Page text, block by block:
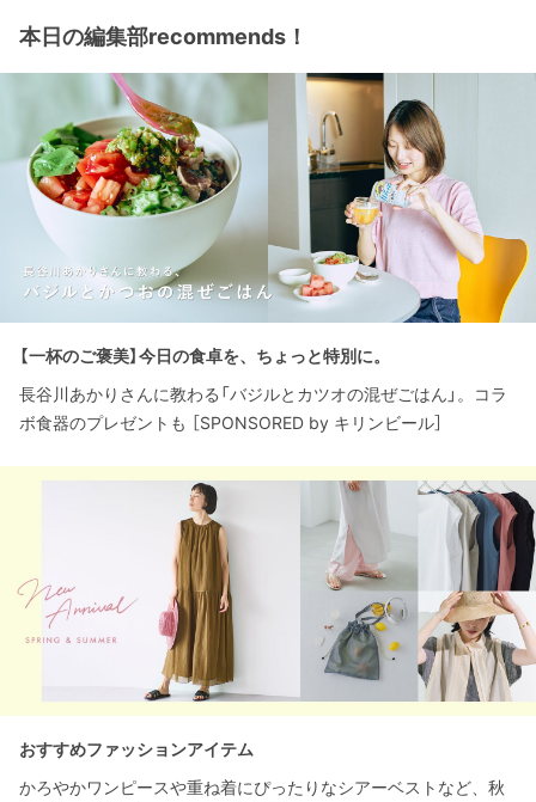
本日の編集部recommends！
【一杯のご褒美】今日の食卓を、ちょっと特別に。
長谷川あかりさんに教わる「バジルとカツオの混ぜごはん」。コラ
ボ食器のプレゼントも ［SPONSORED by キリンビール］
おすすめファッションアイテム
かろやかワンピースや重ね着にぴったりなシアーベストなど、秋